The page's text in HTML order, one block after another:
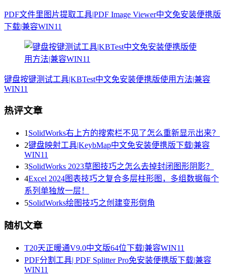
PDF文件里图片提取工具|PDF Image Viewer中文免安装便携版
下载|兼容WIN11
键盘按键测试工具|KBTest中文免安装便携版使用方法|兼容
WIN11
热评文章
1 SolidWorks右上方的搜索栏不见了怎么重新显示出来？
2键盘映射工具|KeybMap中文免安装便携版下载|兼容
WIN11
3SolidWorks 2023草图技巧之怎么去掉封闭图形阴影？
4Excel 2024图表技巧之复合多层柱形图，多组数据每个
系列单独放一层！
5SolidWorks绘图技巧之创建变形倒角
随机文章
T20天正暖通V9.0中文版64位下载|兼容WIN11
PDF分割工具| PDF Splitter Pro免安装便携版下载|兼容
WIN11